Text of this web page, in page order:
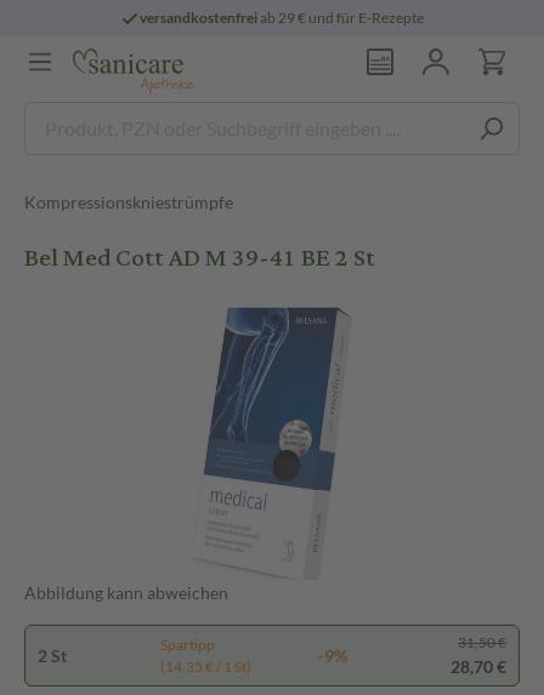
versandkostenfreiab 29 € und für E-Rezepte
Kompressionskniestrümpfe
Bel Med Cott AD M 39-41 BE 2 St
Abbildung kann abweichen
2 St
Spartipp
(14,35 € / 1 St)
-9%
31,50 €
28,70 €